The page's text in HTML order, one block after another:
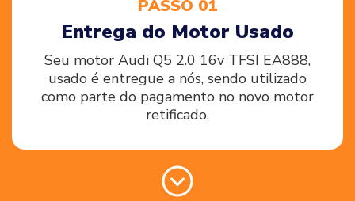
PASSO 01
Entrega do Motor Usado
Seu motor Audi Q5 2.0 16v TFSI EA888,
usado é entregue a nós, sendo utilizado
como parte do pagamento no novo motor
retificado.